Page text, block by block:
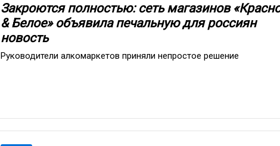
Закроются полностью: сеть магазинов
& Белое» объявила печальную для россиян
новость
Руководители алкомаркетов приняли непростое решение